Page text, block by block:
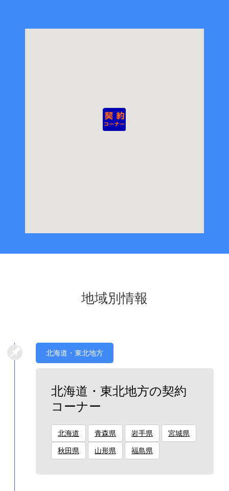
地域別情報
北海道・東北地方
北海道・東北地方の契約
コーナー
北海道 青森県 岩手県 宮城県
秋田県 山形県 福島県